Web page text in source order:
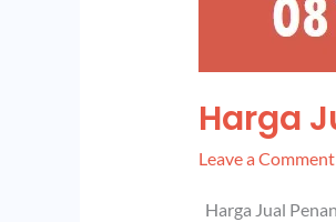
Harga
Leave a Comment
Harga Jual